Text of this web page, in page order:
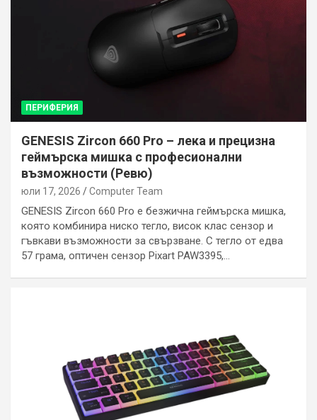
ПЕРИФЕРИЯ
GENESIS Zircon 660 Pro – лека и прецизна
геймърска мишка с професионални
възможности (Ревю)
юли 17, 2026 Computer Team
GENESIS Zircon 660 Pro е безжична геймърска мишка,
която комбинира ниско тегло, висок клас сензор и
гъвкави възможности за свързване. С тегло от едва
57 грама, оптичен сензор Pixart PAW3395,…